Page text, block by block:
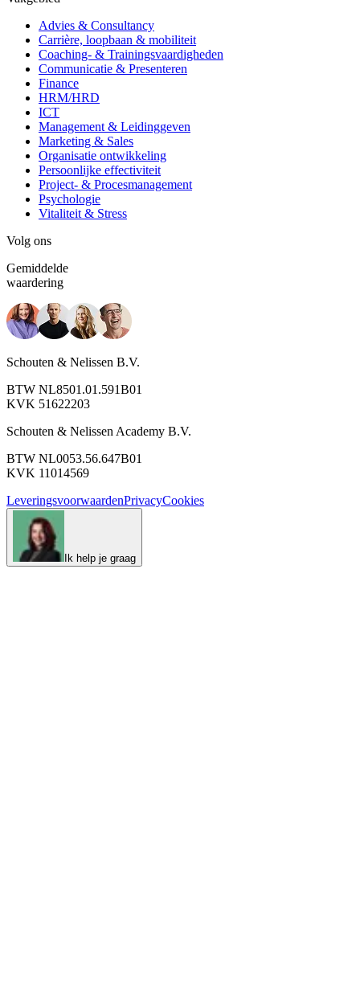
Advies & Consultancy
Carrière, loopbaan & mobiliteit
Coaching- & Trainingsvaardigheden
Communicatie & Presenteren
Finance
HRM/HRD
ICT
Management & Leidinggeven
Marketing & Sales
Organisatie ontwikkeling
Persoonlijke effectiviteit
Project- & Procesmanagement
Psychologie
Vitaliteit & Stress
Volg ons
Gemiddelde
waardering
Schouten & Nelissen B.V.
BTW NL8501.01.591B01
KVK 51622203
Schouten & Nelissen Academy B.V.
BTW NL0053.56.647B01
KVK 11014569
LeveringsvoorwaardenPrivacyCookies
Ik help je graag